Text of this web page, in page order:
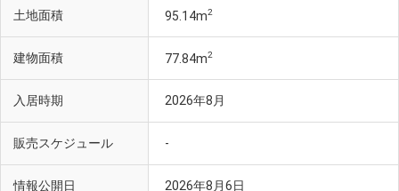
土地面積 95.14m2
建物面積 77.84m2
入居時期 2026年8月
販売スケジュール -
情報公開日 2026年8月6日